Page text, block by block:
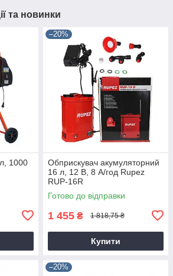
та новинки
1000
–20%
Обприскувач акумуляторний
16 л, 12 В, 8 А/год Rupez
RUP-16R
Готово до відправки
1 455 ₴ 1 818,75 ₴
Купити
–20%